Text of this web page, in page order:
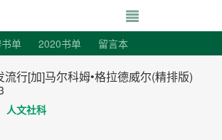
寻书令|走向自
单 2020书单 留言本
行[加]马尔科姆•格拉德威尔(精排版)
人文社科